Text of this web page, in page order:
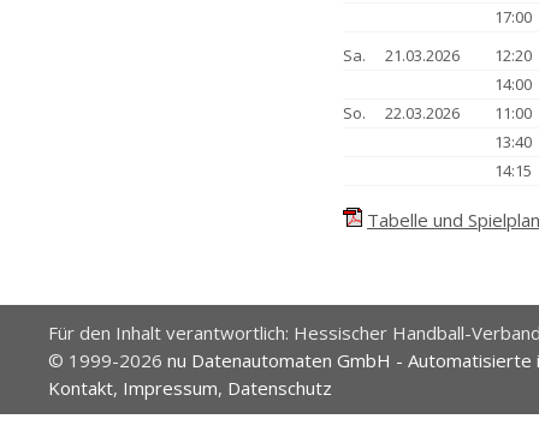
17:00
Sa.
21.03.2026
12:20
14:00
So.
22.03.2026
11:00
13:40
14:15
Tabelle und
Für den Inhalt verantwortlich: Hessischer Handball-
© 1999-2026 nu Datenautomaten GmbH -
Kontakt, Impressum, Datenschutz